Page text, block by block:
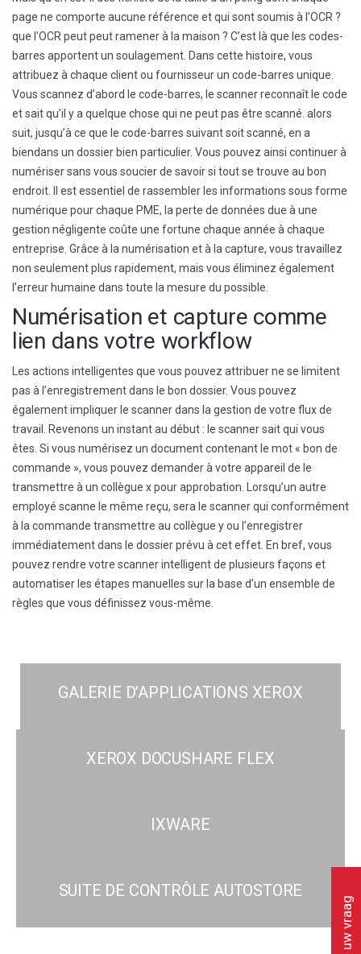
page ne comporte aucune référence et qui sont soumis à l’OCR ?
que l’OCR peutpeut ramener à la maison ? C’est là que les codes-
barres apportent un soulagement. Dans cette histoire, vous
attribuez à chaque client ou fournisseur un code-barres unique.
Vous scannez d’abord le code-barres, le scanner reconnaît le code
et sait qu’il y a quelque chose qui ne peut pas être scanné. alors
suit, jusqu’à ce que le code-barres suivantsoit scanné, en a
biendans un dossier bien particulier. Vous pouvez ainsi continuer à
numériser sans vous soucier de savoir si tout se trouve au bon
endroit. Il est essentiel de rassembler les informations sous forme
numérique pourchaque PME, la perte de données due à une
gestion négligente coûte une fortune chaque année à chaque
entreprise. Grâce à la numérisation et à la capture, vous travaillez
non seulement plus rapidement, mais vous éliminez également
l’erreur humaine dans toute la mesure du possible.
Numérisation et capture comme
lien dans votre workflow
Les actions intelligentes que vous pouvez attribuer ne se limitent
pas à l’enregistrement dans le bon dossier. Vous pouvez
également impliquer le scanner dans la gestion de votre flux de
travail. Revenons un instant au début : le scanner sait qui vous
êtes. Si vous numérisez un document contenant le mot « bon de
commande », vous pouvez demander à votre appareil de le
transmettre à un collègue x pour approbation. Lorsqu’un autre
employé scanne le même reçu, sera le scanner qui conformément
à la commande transmettre au collègue you l’enregistrer
immédiatement dans le dossier prévu à cet effet . En bref, vous
pouvez rendre votre scanner intelligent de plusieurs façons et
automatiser les étapes manuelles sur la base d’un ensemble de
règles que vous définissez vous-même
GALERIE D’APPLICATIONS XEROX
XEROX DOCUSHARE FLEX
IXWARE
SUITE DE CONTRÔLE AUTOSTORE
Stel uw vraag